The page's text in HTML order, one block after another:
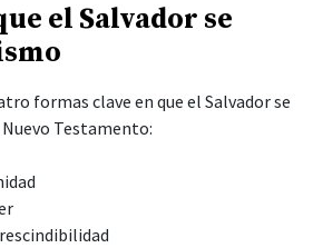
el Salvador se
formas clave en que el Salvador se
Testamento: